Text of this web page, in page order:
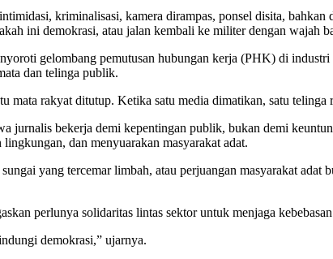
kriminalisasi, kamera dirampas, ponsel disita,
ini demokrasi, atau jalan kembali ke militer dengan wajah
gelombang pemutusan hubungan kerja (PHK) di
dan telinga publik.
mata rakyat ditutup. Ketika satu media dimatikan, satu
jurnalis bekerja demi kepentingan publik, bukan demi
dan menyuarakan masyarakat adat.
yang tercemar limbah, atau perjuangan masyarakat
perlunya solidaritas lintas sektor untuk menjaga
demokrasi,” ujarnya.